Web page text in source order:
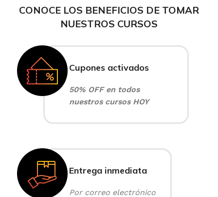
CONOCE LOS BENEFICIOS DE TOMAR
NUESTROS CURSOS
Cupones activados
50% OFF en todos
nuestros cursos HOY
Entrega inmediata
Por correo electrónico